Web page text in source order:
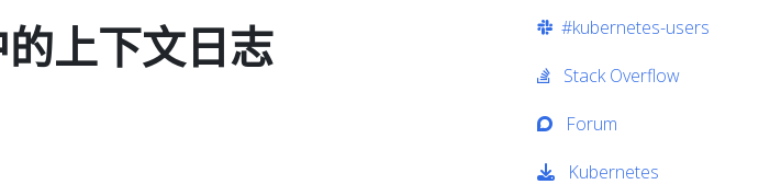
上下文日志
#kubernetes-users
Stack Overflow
Forum
Kubernetes